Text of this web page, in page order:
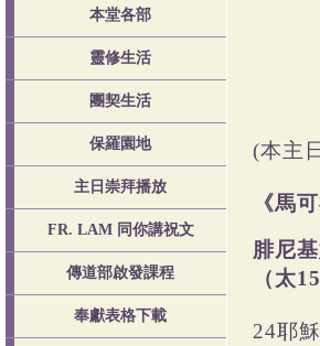
本堂各部
靈修生活
團契生活
保羅園地
主日崇拜播放
FR. LAM 同你講祝文
傳道部啟發課程
奉獻表格下載
(本主
《馬
腓尼
（太
24耶